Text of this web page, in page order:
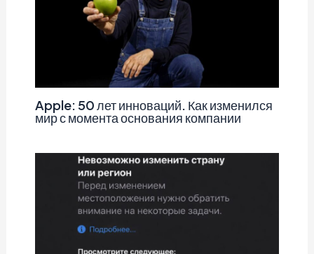
Apple: 50 лет инноваций. Как изменился
мир с момента основания компании